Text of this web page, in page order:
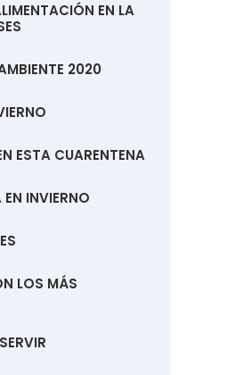
EN LA
2020
ESTA CUARENTENA
INVIERNO
LOS MÁS